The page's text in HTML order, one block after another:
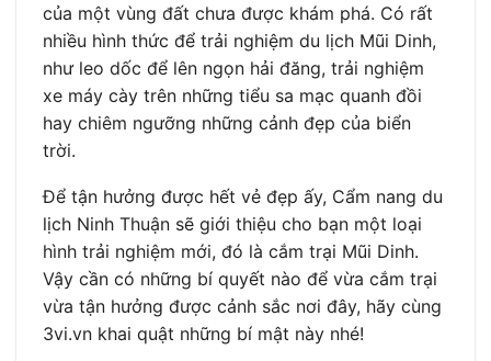
của một vùng đất chưa được khám phá. Có rất
nhiều hình thức để trải nghiệm du lịch Mũi Dinh,
như leo dốc để lên ngọn hải đăng, trải nghiệm
xe máy cày trên những tiểu sa mạc quanh đồi
hay chiêm ngưỡng những cảnh đẹp của biển
trời.
Để tận hưởng được hết vẻ đẹp ấy, Cẩm nang du
lịch Ninh Thuận sẽ giới thiệu cho bạn một loại
hình trải nghiệm mới, đó là cắm trại Mũi Dinh.
Vậy cần có những bí quyết nào để vừa cắm trại
vừa tận hưởng được cảnh sắc nơi đây, hãy cùng
3vi.vn khai quật những bí mật này nhé!